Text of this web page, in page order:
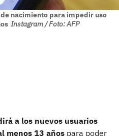
nacimiento para impedir uso
Instagram / Foto: AFP
a los nuevos usuarios
menos 13 años para poder